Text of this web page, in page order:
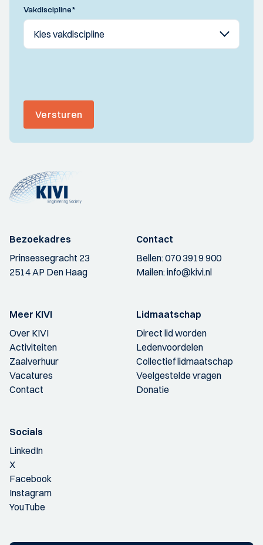
Vakdiscipline*
Versturen
Bezoekadres
Prinsessegracht 23
2514 AP Den Haag
Contact
Bellen:070 3919 900
Mailen:info@kivi.nl
Meer KIVI
Over KIVI
Activiteiten
Zaalverhuur
Vacatures
Contact
Lidmaatschap
Direct lid worden
Ledenvoordelen
Collectief lidmaatschap
Veelgestelde vragen
Donatie
Socials
LinkedIn
X
Facebook
Instagram
YouTube